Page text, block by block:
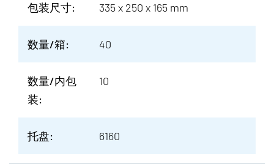
包装尺寸: 335 x 250 x 165 mm
数量/箱: 40
数量/内包
装:
10
托盘: 6160